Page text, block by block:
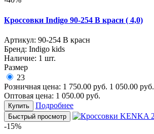
Кроссовки Indigo 90-254 В красн ( 4,0)
Артикул: 90-254 В красн
Бренд: Indigo kids
Наличие: 1 шт.
Размер
23
Розничная цена: 1 750.00 руб. 1 050.00 руб.
Оптовая цена: 1 050.00 руб.
Купить Подробнее
Быстрый просмотр
-15%